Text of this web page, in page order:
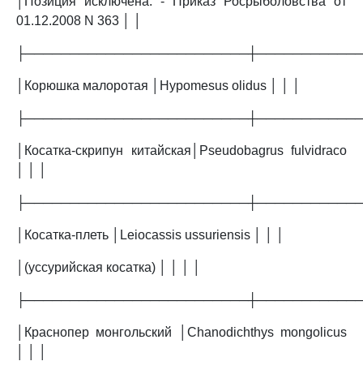
01.12.2008 N 363 │ │
│Корюшка малоротая │Hypomesus olidus │ │ │
│Косатка-скрипун китайская│Pseudobagrus fulvidraco
│Косатка-плеть │Leiocassis ussuriensis │ │ │
│(уссурийская косатка) │ │ │ │
│Краснопер монгольский │Chanodichthys mongolicus